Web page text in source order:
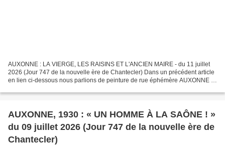
AUXONNE : LA VIERGE, LES RAISINS ET L'ANCIEN MAIRE - du 11 juillet
2026 (Jour 747 de la nouvelle ère de Chantecler) Dans un précédent article
en lien ci-dessous nous parlions de peinture de rue éphémère AUXONNE :
AUXONNE, 1930 : « UN HOMME À LA SAÔNE ! »
du 09 juillet 2026 (Jour 747 de la nouvelle ère de
Chantecler)